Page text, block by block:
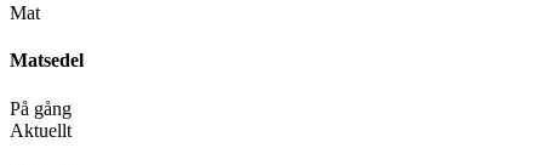
Mat
Matsedel
På gång
Aktuellt